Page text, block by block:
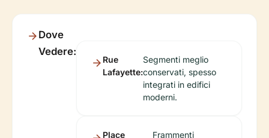
Dove
Vedere:
Rue
Lafayette:
Segmenti meglio
conservati, spesso
integrati in edifici
moderni.
Place
Frammenti